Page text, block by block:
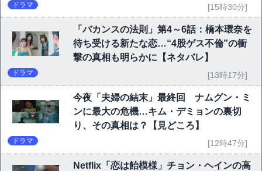
ドラマ [15時30分]
「バカンスの法則」第4～6話：橋本環奈を
待ち受ける新たな恋…“4股ゲス不倫”の衝
撃の真相も明らかに【ネタバレ】
ドラマ [13時17分]
今夜「夫婦の結末」最終回 ナムグン・ミ
ンに最大の危機…キム・デミョンの裏切
り、その真相は？【見どころ】
ドラマ [12時47分]
Netflix「恋は飴模様」チョン・ヘインの高